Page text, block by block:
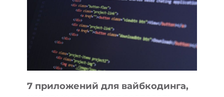
ДЛЯ
РАБОТЫ
7 приложений для вайбкодинга,